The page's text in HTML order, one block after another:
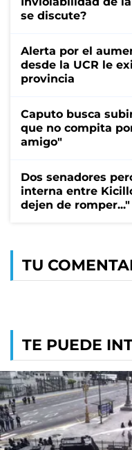
se discute?
Alerta por el
desde la UCR le
provincia
Caputo busca
que no compita
amigo"
Dos senadores
interna entre
dejen de romper..."
TU
TE PUEDE